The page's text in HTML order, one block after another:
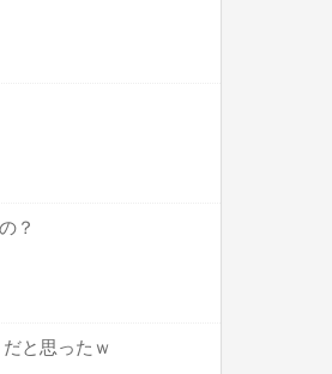
？
だと思ったｗ